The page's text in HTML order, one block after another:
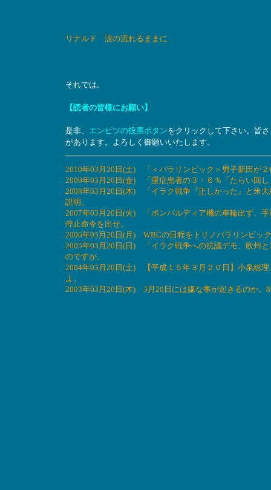
リナルド 涙の流れるままに
それでは。
【読者の皆様にお願い】
是非、 エンピツの投票ボタンをクリックして下さい。皆
があります。よろしく御願いいたします。
2010年03月20日(土) 「＜パラリンピック＞男子新田が
2009年03月20日(金) 「重症患者の３・６％「たらい回
2008年03月20日(木) 「イラク戦争『正しかった』と米
説明。
2007年03月20日(火) 「ボンバルディア機の車輪出ず、
停止命令を出せ。
2006年03月20日(月) WBCの日程をトリノパラリンピッ
2005年03月20日(日) 「イラク戦争への抗議デモ、欧州
のですが。
2004年03月20日(土) 【平成１５年３月２０日】小泉総
よ。
2003年03月20日(木) 3月20日には嫌な事が起きるのか。